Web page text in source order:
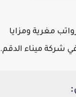
مغرية ومزايا
شركة ميناء الدقم.